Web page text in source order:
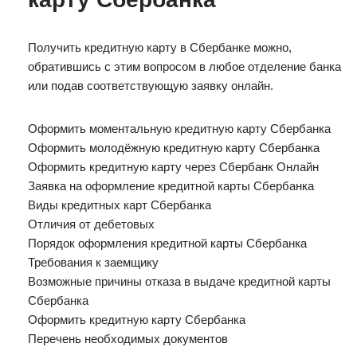
Получить кредитную карту в Сбербанке можно,
обратившись с этим вопросом в любое отделение банка
или подав соответствующую заявку онлайн.
Оформить моментальную кредитную карту Сбербанка
Оформить молодёжную кредитную карту Сбербанка
Оформить кредитную карту через Сбербанк Онлайн
Заявка на оформление кредитной карты Сбербанка
Виды кредитных карт Сбербанка
Отличия от дебетовых
Порядок оформления кредитной карты Сбербанка
Требования к заемщику
Возможные причины отказа в выдаче кредитной карты
Сбербанка
Оформить кредитную карту Сбербанка
Перечень необходимых документов